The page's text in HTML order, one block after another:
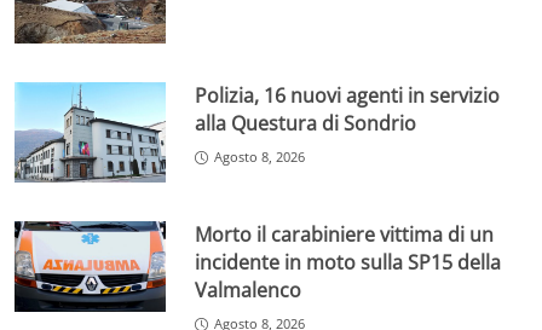
Polizia, 16 nuovi agenti in servizio
alla Questura di Sondrio
Agosto 8, 2026
Morto il carabiniere vittima di un
incidente in moto sulla SP15 della
Valmalenco
Agosto 8, 2026